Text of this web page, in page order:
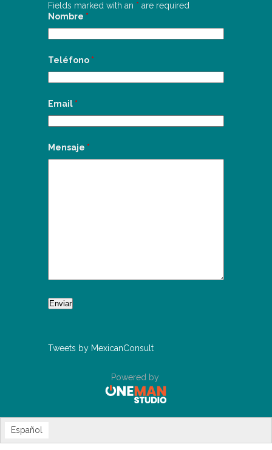
Fields marked with an * are required
Nombre *
Teléfono *
Email *
Mensaje *
Tweets by MexicanConsult
Powered by
Español